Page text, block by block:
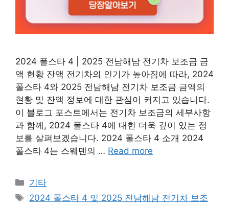
2024 폴스타 4 | 2025 전남해남 전기차 보조금 금
액 현황 잔액 전기차의 인기가 높아짐에 따라, 2024
폴스타 4와 2025 전남해남 전기차 보조금 금액의
현황 및 잔액 정보에 대한 관심이 커지고 있습니다.
이 블로그 포스트에서는 전기차 보조금의 세부사항
과 함께, 2024 폴스타 4에 대한 더욱 깊이 있는 정
보를 살펴보겠습니다. 2024 폴스타 4 소개 2024
폴스타 4는 스웨덴의 … Read more
Categories
기타
Tags
2024 폴스타 4 및 2025 전남해남 전기차 보조